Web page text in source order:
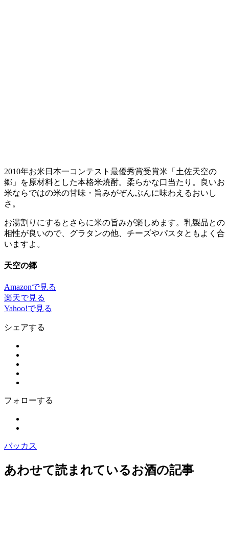
2010年お米日本一コンテスト最優秀賞受賞米「土佐天空の
郷」を原材料とした本格米焼酎。柔らかな口当たり。良いお
米ならではの米の甘味・旨みがぞんぶんに味わえるおいし
さ。
お湯割りにするとさらに米の旨みが楽しめます。乳製品との
相性が良いので、グラタンの他、チーズやパスタともよく合
いますよ。
天空の郷
Amazonで見る
楽天で見る
Yahoo!で見る
シェアする
フォローする
バッカス
あわせて読まれているお酒の記事